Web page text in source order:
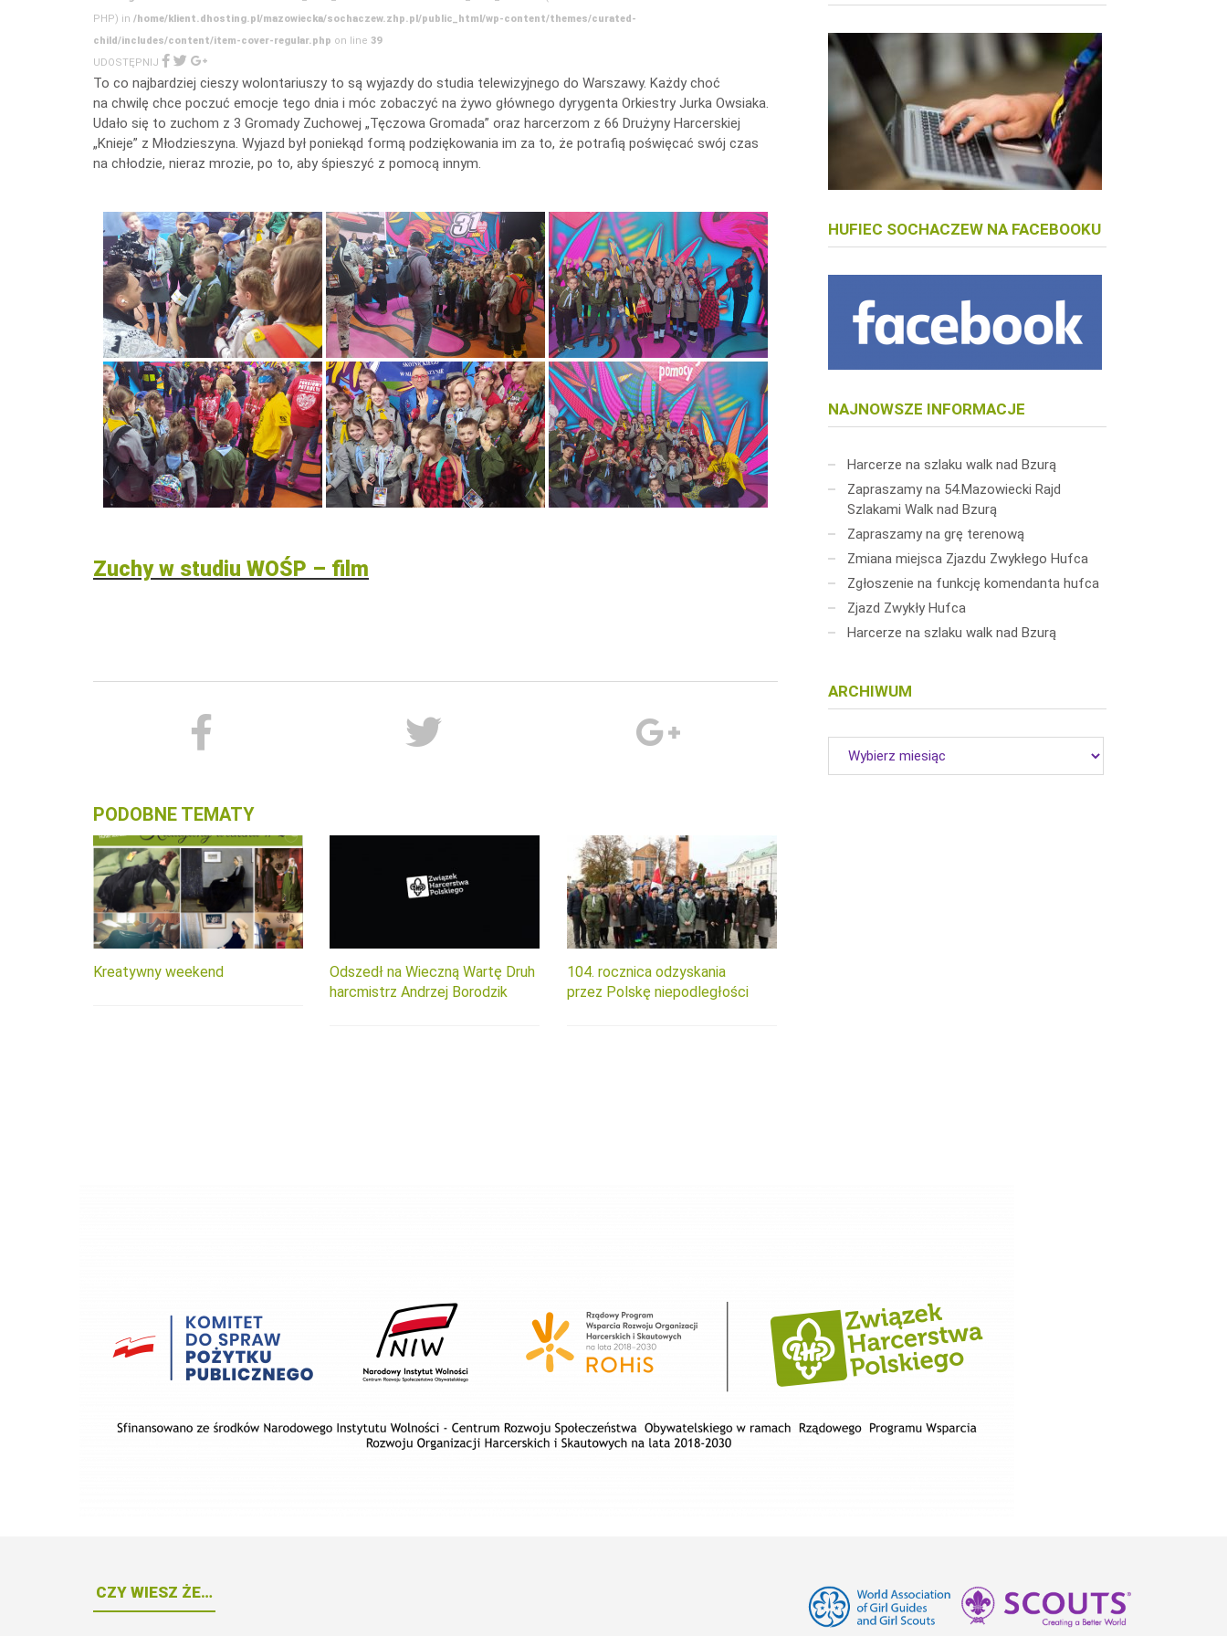
PHP) in /home/klient.dhosting.pl/mazowiecka/sochaczew.zhp.pl/public_html/wp-content/themes/curated-
child/includes/content/item-cover-regular.php on line 39
UDOSTĘPNIJ
To co najbardziej cieszy wolontariuszy to są wyjazdy do studia telewizyjnego do Warszawy. Każdy choć
na chwilę chce poczuć emocje tego dnia i móc zobaczyć na żywo głównego dyrygenta Orkiestry Jurka Owsiaka.
Udało się to zuchom z 3 Gromady Zuchowej „Tęczowa Gromada” oraz harcerzom z 66 Drużyny Harcerskiej
„Knieje” z Młodzieszyna. Wyjazd był poniekąd formą podziękowania im za to, że potrafią poświęcać swój czas
na chłodzie, nieraz mrozie, po to, aby śpieszyć z pomocą innym.
Zuchy w studiu WOŚP – film
PODOBNE TEMATY
Kreatywny weekend
Odszedł na Wieczną Wartę Druh
harcmistrz Andrzej Borodzik
104. rocznica odzyskania
przez Polskę niepodległości
HUFIEC SOCHACZEW NA FACEBOOKU
NAJNOWSZE INFORMACJE
Harcerze na szlaku walk nad Bzurą
Zapraszamy na 54.Mazowiecki Rajd
Szlakami Walk nad Bzurą
Zapraszamy na grę terenową
Zmiana miejsca Zjazdu Zwykłego Hufca
Zgłoszenie na funkcję komendanta hufca
Zjazd Zwykły Hufca
Harcerze na szlaku walk nad Bzurą
ARCHIWUM
Archiwum
CZY WIESZ ŻE…